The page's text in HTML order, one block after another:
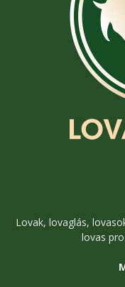
Lovak, lovaglás,
lovas